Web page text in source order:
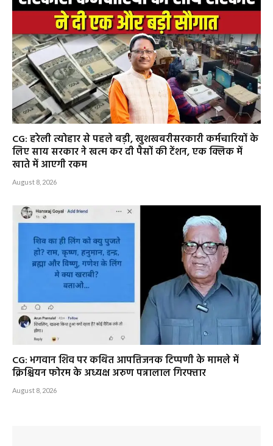
CG: हरेली त्योहार से पहले बड़ी, खुशखबरीसरकारी कर्मचारियों के
लिए साय सरकार ने खत्म कर दी पैसों की टेंशन, एक क्लिक में
खाते में आएगी रकम
August 8, 2026
CG: भगवान शिव पर कथित आपत्तिजनक टिप्पणी के मामले में
क्रिश्चियन फोरम के अध्यक्ष अरुण पन्नालाल गिरफ्तार
August 8, 2026